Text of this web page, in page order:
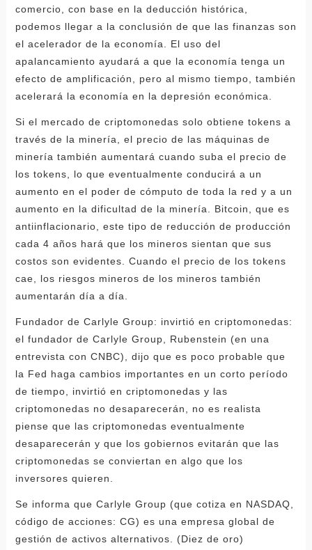
comercio, con base en la deducción histórica,
podemos llegar a la conclusión de que las finanzas son
el acelerador de la economía. El uso del
apalancamiento ayudará a que la economía tenga un
efecto de amplificación, pero al mismo tiempo, también
acelerará la economía en la depresión económica.
Si el mercado de criptomonedas solo obtiene tokens a
través de la minería, el precio de las máquinas de
minería también aumentará cuando suba el precio de
los tokens, lo que eventualmente conducirá a un
aumento en el poder de cómputo de toda la red y a un
aumento en la dificultad de la minería. Bitcoin, que es
antiinflacionario, este tipo de reducción de producción
cada 4 años hará que los mineros sientan que sus
costos son evidentes. Cuando el precio de los tokens
cae, los riesgos mineros de los mineros también
aumentarán día a día.
Fundador de Carlyle Group: invirtió en criptomonedas:
el fundador de Carlyle Group, Rubenstein (en una
entrevista con CNBC), dijo que es poco probable que
la Fed haga cambios importantes en un corto período
de tiempo, invirtió en criptomonedas y las
criptomonedas no desaparecerán, no es realista
piense que las criptomonedas eventualmente
desaparecerán y que los gobiernos evitarán que las
criptomonedas se conviertan en algo que los
inversores quieren.
Se informa que Carlyle Group (que cotiza en NASDAQ,
código de acciones: CG) es una empresa global de
gestión de activos alternativos. (Diez de oro)